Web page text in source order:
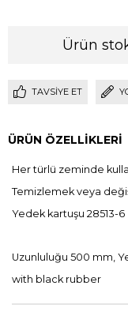
Ürün
TAVSIYE ET
ÜRÜN ÖZELLIKLERI
Her türlü zeminde
Temizlemek veya
Yedek kartuşu 28513-6
Uzunluluğu 500 mm,
with black rubber